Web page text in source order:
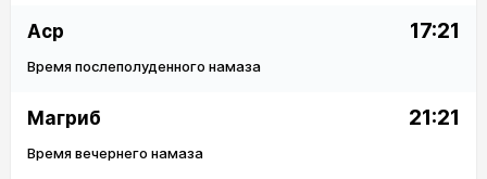
Аср 17:21
Время послеполуденного намаза
Магриб 21:21
Время вечернего намаза